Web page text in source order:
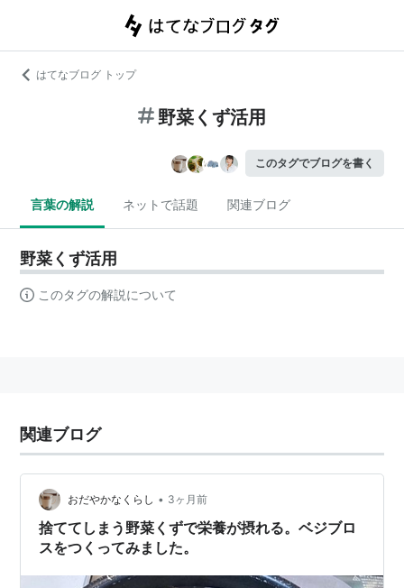
はてなブログ トップ
野菜くず活用
このタグでブログを書く
言葉の解説 ネットで話題 関連ブログ
野菜くず活用
このタグの解説について
関連ブログ
おだやかなくらし • 3ヶ月前
捨ててしまう野菜くずで栄養が摂れる。ベジブロ
スをつくってみました。